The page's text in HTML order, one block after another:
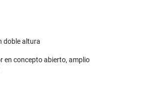
doble altura
en concepto abierto, amplio